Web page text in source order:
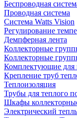
Беспроводная
Проводная система
Система Watts Vision
Регулирование
Демпферная лента
Коллекторные
Коллекторные
Комплектующие для
Крепление труб
Теплоизоляция
Трубы для теплого
Шкафы
Электрический